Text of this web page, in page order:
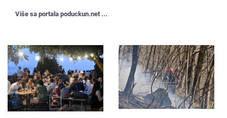
Više sa portala poduckun.net ...